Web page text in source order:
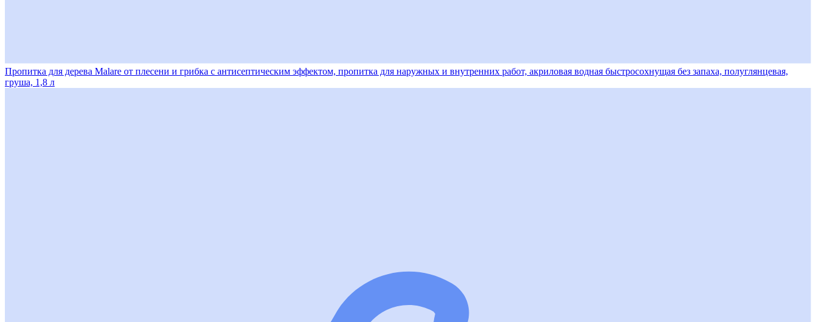
Пропитка для дерева Malare от плесени и грибка с антисептическим эффектом, пропитка для наружных и внутренних работ, акриловая водная быстросохнущая без запаха, полуглянцевая,
груша, 1,8 л